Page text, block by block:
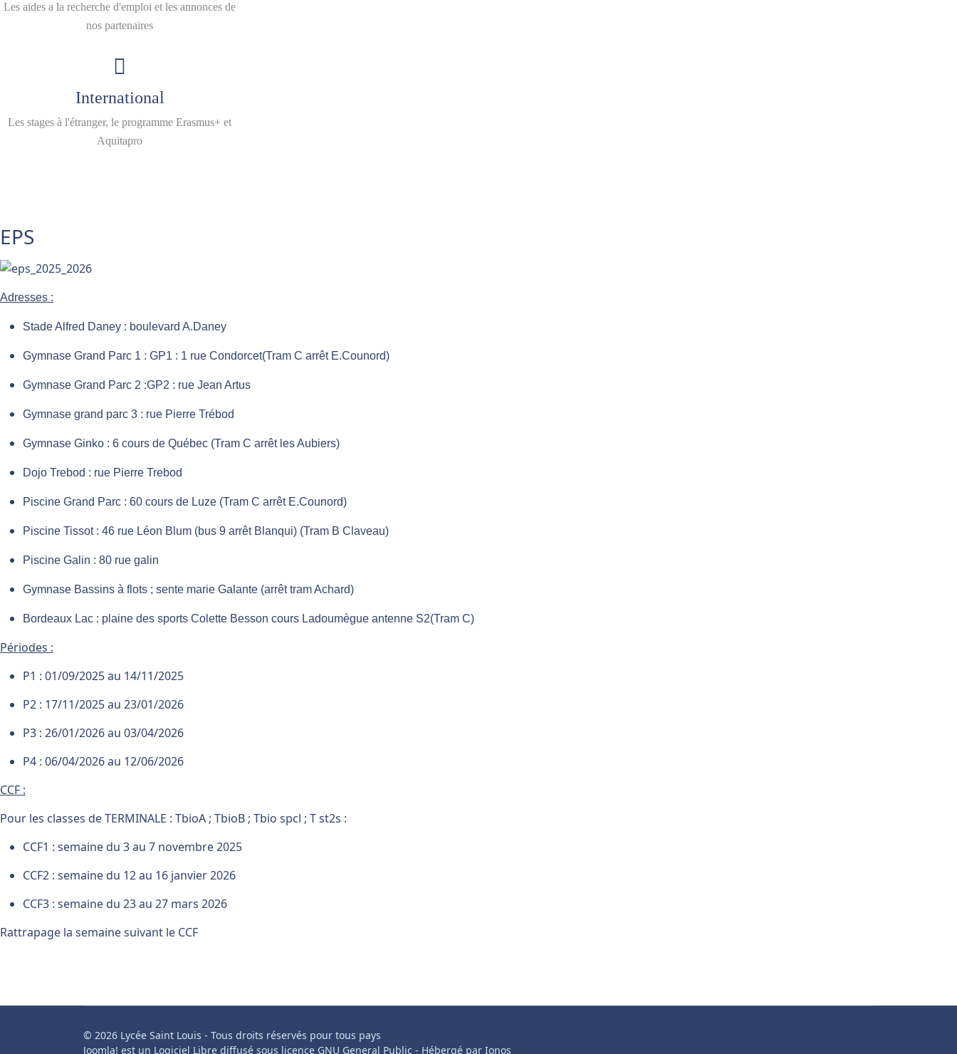
Les aides a la recherche d'emploi et les annonces de
nos partenaires
International
Les stages à l'étranger, le programme Erasmus+ et
Aquitapro
EPS
Adresses :
Stade Alfred Daney : boulevard A.Daney
Gymnase Grand Parc 1 : GP1 : 1 rue Condorcet(Tram C arrêt E.Counord)
Gymnase Grand Parc 2 :GP2 : rue Jean Artus
Gymnase grand parc 3 : rue Pierre Trébod
Gymnase Ginko : 6 cours de Québec (Tram C arrêt les Aubiers)
Dojo Trebod : rue Pierre Trebod
Piscine Grand Parc : 60 cours de Luze (Tram C arrêt E.Counord)
Piscine Tissot : 46 rue Léon Blum (bus 9 arrêt Blanqui) (Tram B Claveau)
Piscine Galin : 80 rue galin
Gymnase Bassins à flots ; sente marie Galante (arrêt tram Achard)
Bordeaux Lac : plaine des sports Colette Besson cours Ladoumègue antenne S2(Tram C)
Périodes :
P1 : 01/09/2025 au 14/11/2025
P2 : 17/11/2025 au 23/01/2026
P3 : 26/01/2026 au 03/04/2026
P4 : 06/04/2026 au 12/06/2026
CCF :
Pour les classes de TERMINALE : TbioA ; TbioB ; Tbio spcl ; T st2s :
CCF1 : semaine du 3 au 7 novembre 2025
CCF2 : semaine du 12 au 16 janvier 2026
CCF3 : semaine du 23 au 27 mars 2026
Rattrapage la semaine suivant le CCF
© 2026 Lycée Saint Louis - Tous droits réservés pour tous pays
Joomla! est un Logiciel Libre diffusé sous licence GNU General Public - Hébergé par Ionos